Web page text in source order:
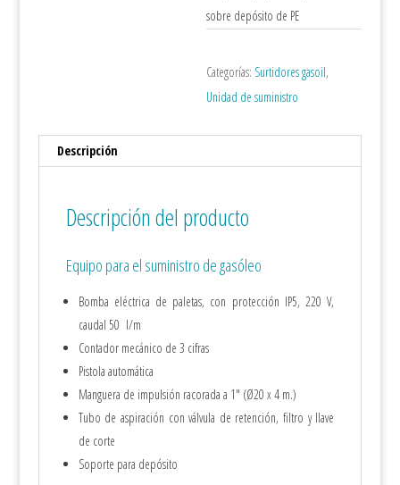
sobre depósito de PE
Categorías: Surtidores gasoil,
Unidad de suministro
Descripción
Descripción del producto
Equipo para el suministro de gasóleo
Bomba eléctrica de paletas, con protección IP5, 220 V,
caudal 50 l/m
Contador mecánico de 3 cifras
Pistola automática
Manguera de impulsión racorada a 1″ (Ø20 x 4 m.)
Tubo de aspiración con válvula de retención, filtro y llave
de corte
Soporte para depósito